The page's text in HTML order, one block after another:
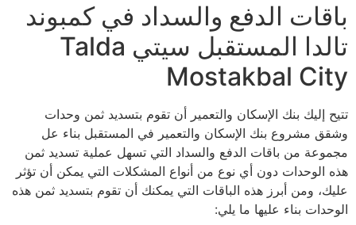
باقات الدفع والسداد في كمبوند
تالدا المستقبل سيتي Talda
Mostakbal City
تتيح إليك بنك الإسكان والتعمير أن تقوم بتسديد ثمن وحدات
وشقق مشروع بنك الإسكان والتعمير في المستقبل بناء عل
مجموعة من باقات الدفع والسداد التي تسهل عملية تسديد ثمن
هذه الوحدات دون أي نوع من أنواع المشكلات التي يمكن أن تؤثر
عليك، ومن أبرز هذه الباقات التي يمكنك أن تقوم بتسديد ثمن هذه
الوحدات بناء عليها ما يلي: